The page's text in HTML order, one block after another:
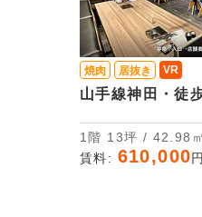
焼肉 居抜き VR
山手線神田・徒
1階 13坪 / 42.98㎡
賃料: 610,000